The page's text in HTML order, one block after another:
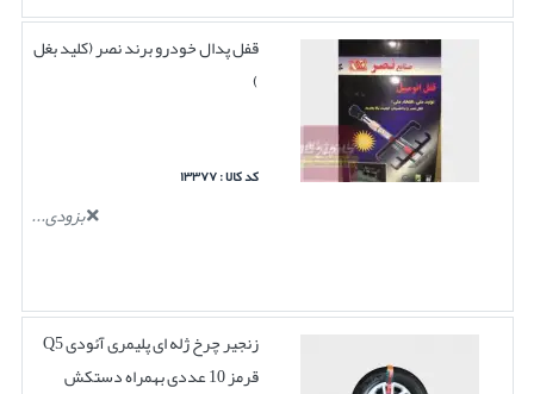
قفل پدال خودرو برند نصر (کلید بغل
)
کد کالا : ۱۳۳۷۷
بزودی...
زنجیر چرخ ژله ای پلیمری آئودی Q5
قرمز 10 عددی بهمراه دستکش